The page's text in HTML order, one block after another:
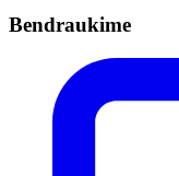
Bendraukime